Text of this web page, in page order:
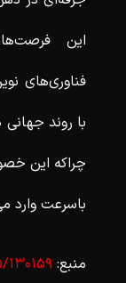
این
فناوری‌های
با روند جهانی
چراکه این
باسرعت وارد
منبع: